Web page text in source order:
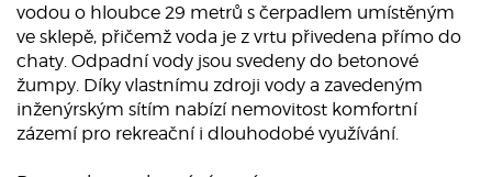
vodou o hloubce 29 metrů s čerpadlem umístěným
ve sklepě, přičemž voda je z vrtu přivedena přímo do
chaty. Odpadní vody jsou svedeny do betonové
žumpy. Díky vlastnímu zdroji vody a zavedeným
inženýrským sítím nabízí nemovitost komfortní
zázemí pro rekreační i dlouhodobé využívání.